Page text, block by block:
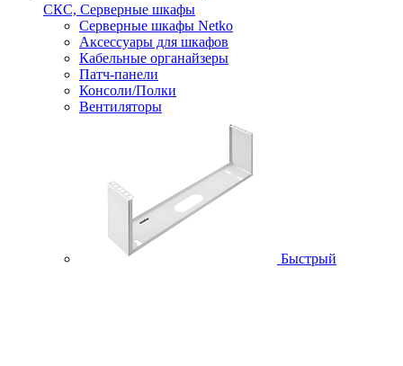
СКС, Серверные шкафы
Серверные шкафы Netko
Аксессуары для шкафов
Кабельные органайзеры
Патч-панели
Консоли/Полки
Вентиляторы
Быстрый